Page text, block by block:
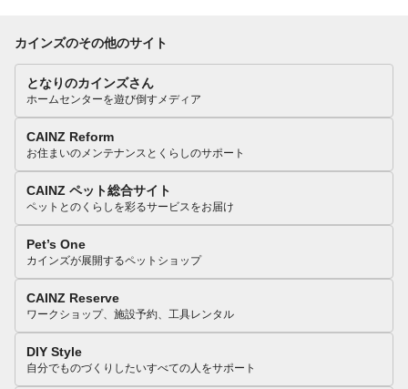
カインズのその他のサイト
となりのカインズさん
ホームセンターを遊び倒すメディア
CAINZ Reform
お住まいのメンテナンスとくらしのサポート
CAINZ ペット総合サイト
ペットとのくらしを彩るサービスをお届け
Pet’s One
カインズが展開するペットショップ
CAINZ Reserve
ワークショップ、施設予約、工具レンタル
DIY Style
自分でものづくりしたいすべての人をサポート